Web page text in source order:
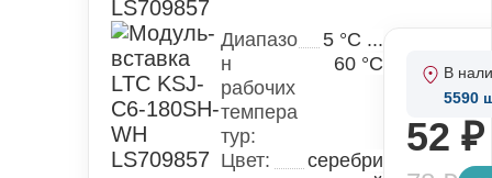
Диапазо
н
рабочих
темпера
тур:
5 °С ...
60 °С
Цвет:
серебри
В
5590
52